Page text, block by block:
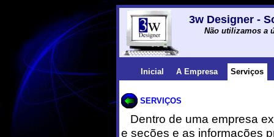
3w Designer -
Não utilizamos a
Inicial A Empresa Serviços
SERVIÇOS
Dentro de uma empresa
e seções e as informações